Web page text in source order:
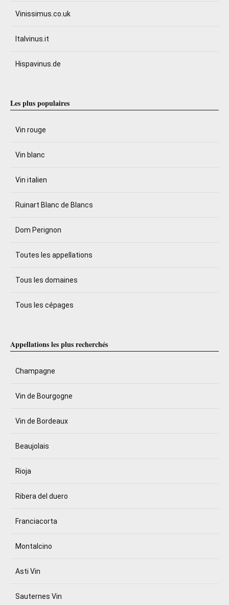
Vinissimus.co.uk
Italvinus.it
Hispavinus.de
Les plus populaires
Vin rouge
Vin blanc
Vin italien
Ruinart Blanc de Blancs
Dom Perignon
Toutes les appellations
Tous les domaines
Tous les cépages
Appellations les plus recherchés
Champagne
Vin de Bourgogne
Vin de Bordeaux
Beaujolais
Rioja
Ribera del duero
Franciacorta
Montalcino
Asti Vin
Sauternes Vin